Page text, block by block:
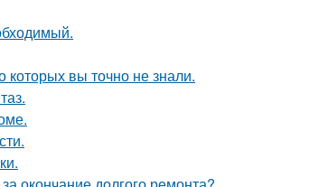
вы точно не знали.